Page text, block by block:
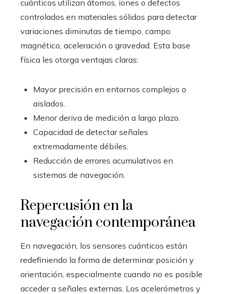
cuánticos utilizan átomos, iones o defectos
controlados en materiales sólidos para detectar
variaciones diminutas de tiempo, campo
magnético, aceleración o gravedad. Esta base
física les otorga ventajas claras:
Mayor precisión en entornos complejos o
aislados.
Menor deriva de medición a largo plazo.
Capacidad de detectar señales
extremadamente débiles.
Reducción de errores acumulativos en
sistemas de navegación.
Repercusión en la
navegación contemporánea
En navegación, los sensores cuánticos están
redefiniendo la forma de determinar posición y
orientación, especialmente cuando no es posible
acceder a señales externas. Los acelerómetros y